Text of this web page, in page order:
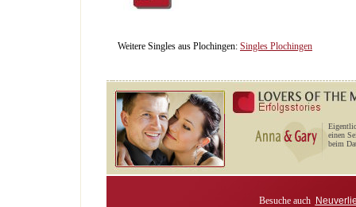
Weitere Singles aus Plochingen: Singles Plochingen
einen
beim
Besuche auch